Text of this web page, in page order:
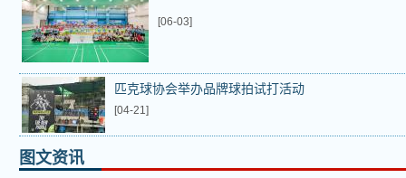
[06-03]
匹克球协会举办品牌球拍试打活动
[04-21]
图文资讯